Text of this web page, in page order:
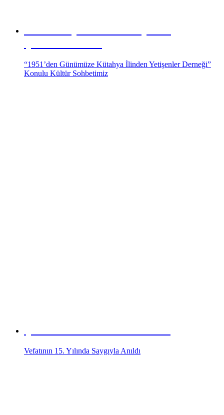
“1951’den Günümüze Kütahya İlinden Yetişenler Derneği”
Konulu Kültür Sohbetimiz
Vefatının 15. Yılında Saygıyla Anıldı